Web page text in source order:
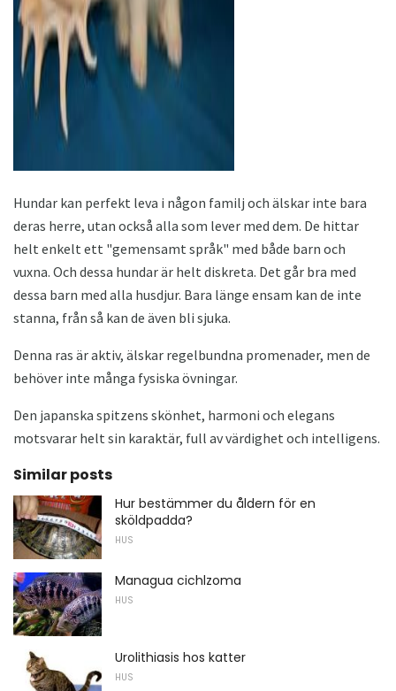
Hundar kan perfekt leva i någon familj och älskar inte bara
deras herre, utan också alla som lever med dem. De hittar
helt enkelt ett "gemensamt språk" med både barn och
vuxna. Och dessa hundar är helt diskreta. Det går bra med
dessa barn med alla husdjur. Bara länge ensam kan de inte
stanna, från så kan de även bli sjuka.
Denna ras är aktiv, älskar regelbundna promenader, men de
behöver inte många fysiska övningar.
Den japanska spitzens skönhet, harmoni och elegans
motsvarar helt sin karaktär, full av värdighet och intelligens.
Similar posts
Hur bestämmer du åldern för en
sköldpadda?
HUS
Managua cichlzoma
HUS
Urolithiasis hos katter
HUS